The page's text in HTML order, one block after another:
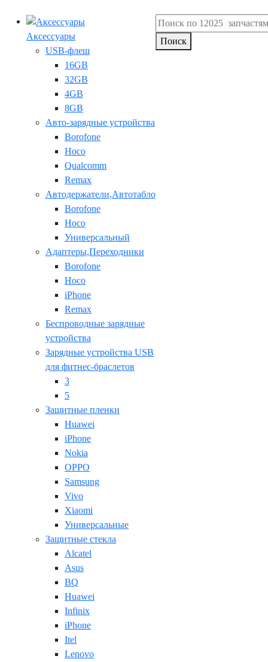
Аксессуары
USB-флеш
16GB
32GB
4GB
8GB
Авто-зарядные устройства
Borofone
Hoco
Qualcomm
Remax
Автодержатели,Автотабло
Borofone
Hoco
Универсальный
Адаптеры,Переходники
Borofone
Hoco
iPhone
Remax
Беспроводные зарядные
устройства
Зарядные устройства USB
для фитнес-браслетов
3
5
Защитные пленки
Huawei
iPhone
Nokia
OPPO
Samsung
Vivo
Xiaomi
Универсальные
Защитные стекла
Alcatel
Asus
BQ
Huawei
Infinix
iPhone
Itel
Lenovo
Поиск